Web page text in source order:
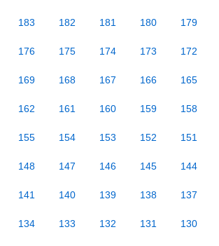
183 182 181 180 179
176 175 174 173 172
169 168 167 166 165
162 161 160 159 158
155 154 153 152 151
148 147 146 145 144
141 140 139 138 137
134 133 132 131 130